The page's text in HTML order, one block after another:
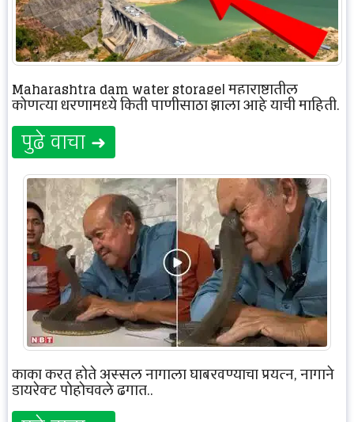
Maharashtra dam water storage| महाराष्ट्रातील
कोणत्या धरणामध्ये किती पाणीसाठा झाला आहे याची माहिती.
पुढे वाचा ➜
काका करत होते अस्सल नागाला घाबरवण्याचा प्रयत्न, नागाने
डायरेक्ट पोहोचवले ढगात..